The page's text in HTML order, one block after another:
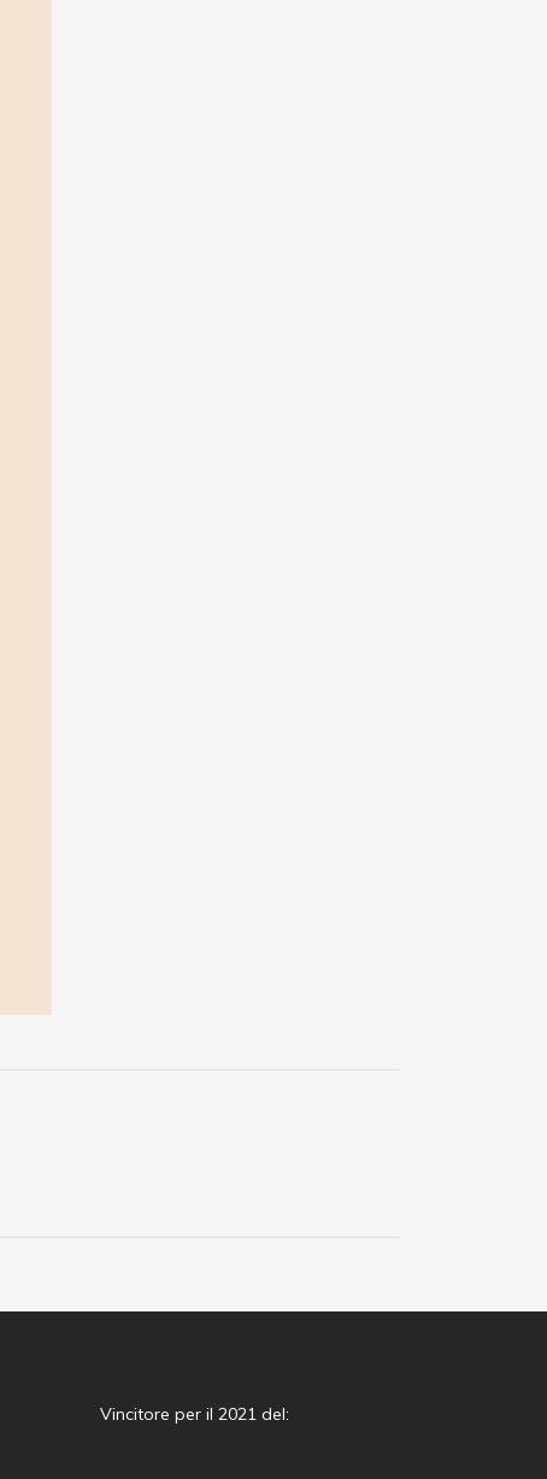
Vincitore per il 2021 del: